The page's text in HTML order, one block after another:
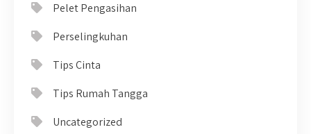
Pelet Pengasihan
Perselingkuhan
Tips Cinta
Tips Rumah Tangga
Uncategorized